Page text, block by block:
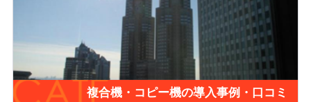
複合機・コピー機の導入事例・口コミ